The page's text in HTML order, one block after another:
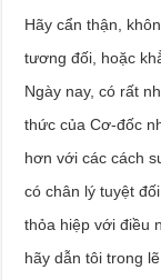
Hãy cẩn thận,
tương đối, hoặc
Ngày nay, có rất
thức của Cơ-đốc
hơn với các cách
có chân lý tuyệt
thỏa hiệp với điều
hãy dẫn tôi trong